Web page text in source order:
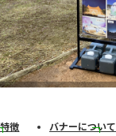
徴 バナーについて